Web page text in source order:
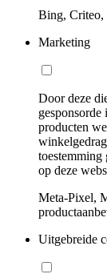
Bing, Criteo,
Marketing
Door deze
producten
toestemming
op deze
Meta-Pixel,
Uitgebreide